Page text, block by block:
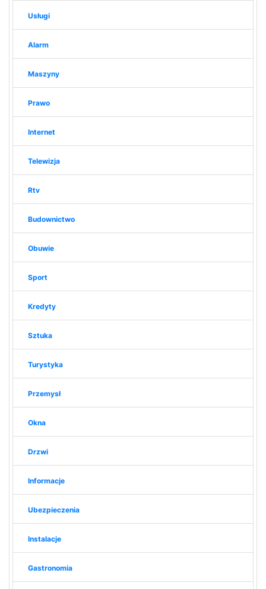
Usługi
Alarm
Maszyny
Prawo
Internet
Telewizja
Rtv
Budownictwo
Obuwie
Sport
Kredyty
Sztuka
Turystyka
Przemysł
Okna
Drzwi
Informacje
Ubezpieczenia
Instalacje
Gastronomia